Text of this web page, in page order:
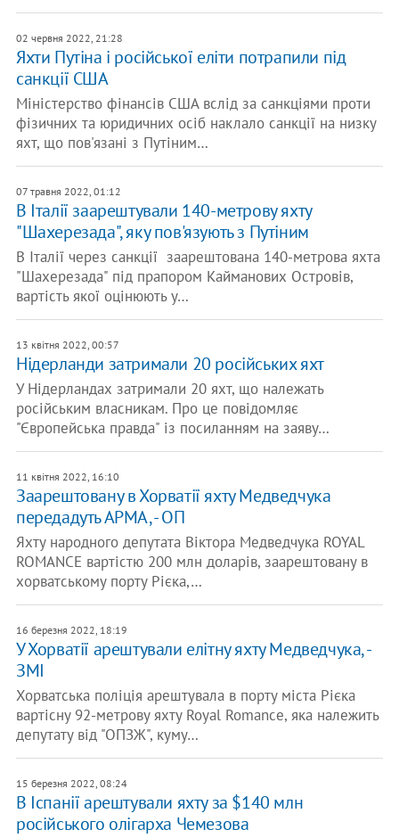
02 червня 2022, 21:28
Яхти Путіна і російської еліти потрапили під
санкції США
Міністерство фінансів США вслід за санкціями проти
фізичних та юридичних осіб наклало санкції на низку
яхт, що пов'язані з Путіним…
07 травня 2022, 01:12
В Італії заарештували 140-метрову яхту
"Шахерезада", яку пов'язують з Путіним
В Італії через санкції заарештована 140-метрова яхта
"Шахерезада" під прапором Кайманових Островів,
вартість якої оцінюють у…
13 квітня 2022, 00:57
Нідерланди затримали 20 російських яхт
У Нідерландах затримали 20 яхт, що належать
російським власникам. Про це повідомляє
"Європейська правда" із посиланням на заяву…
11 квітня 2022, 16:10
Заарештовану в Хорватії яхту Медведчука
передадуть АРМА, - ОП
Яхту народного депутата Віктора Медведчука ROYAL
ROMANCE вартістю 200 млн доларів, заарештовану в
хорватському порту Рієка,…
16 березня 2022, 18:19
У Хорватії арештували елітну яхту Медведчука, -
ЗМІ
Хорватська поліція арештувала в порту міста Рієка
вартісну 92-метрову яхту Royal Romance, яка належить
депутату від "ОПЗЖ", куму…
15 березня 2022, 08:24
В Іспанії арештували яхту за $140 млн
російського олігарха Чемезова